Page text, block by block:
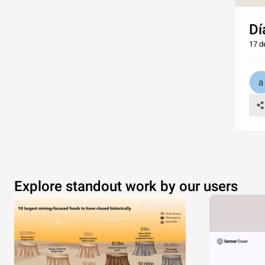
17
Explore standout work by our users